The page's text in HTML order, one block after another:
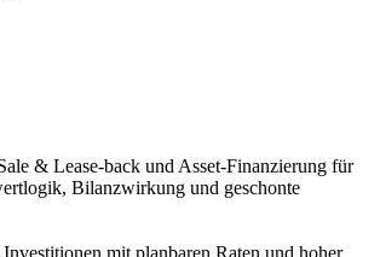
& Lease-back und Asset-Finanzierung für
Bilanzwirkung und geschonte
Investitionen mit planbaren Raten und hoher